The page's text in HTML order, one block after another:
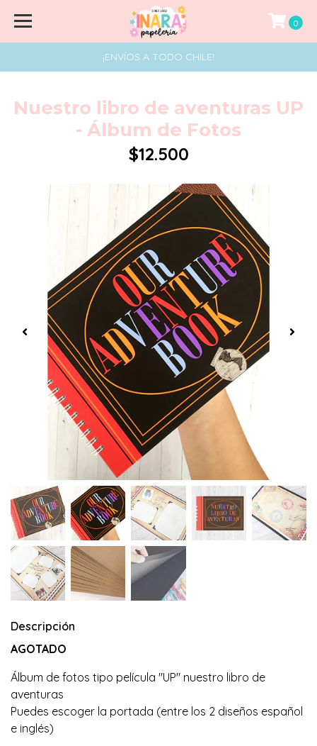
¡ENVÍOS A TODO CHILE!
0
Nuestro libro de aventuras UP
- Álbum de Fotos
$12.500
Descripción
AGOTADO
Álbum de fotos tipo película "UP" nuestro libro de
aventuras
Puedes escoger la portada (entre los 2 diseños español
e inglés)